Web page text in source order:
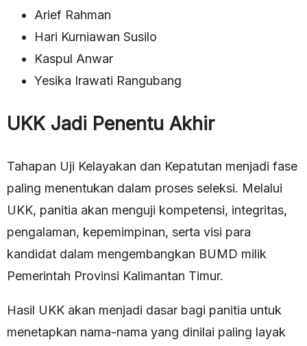
Arief Rahman
Hari Kurniawan Susilo
Kaspul Anwar
Yesika Irawati Rangubang
UKK Jadi Penentu Akhir
Tahapan Uji Kelayakan dan Kepatutan menjadi fase
paling menentukan dalam proses seleksi. Melalui
UKK, panitia akan menguji kompetensi, integritas,
pengalaman, kepemimpinan, serta visi para
kandidat dalam mengembangkan BUMD milik
Pemerintah Provinsi Kalimantan Timur.
Hasil UKK akan menjadi dasar bagi panitia untuk
menetapkan nama-nama yang dinilai paling layak